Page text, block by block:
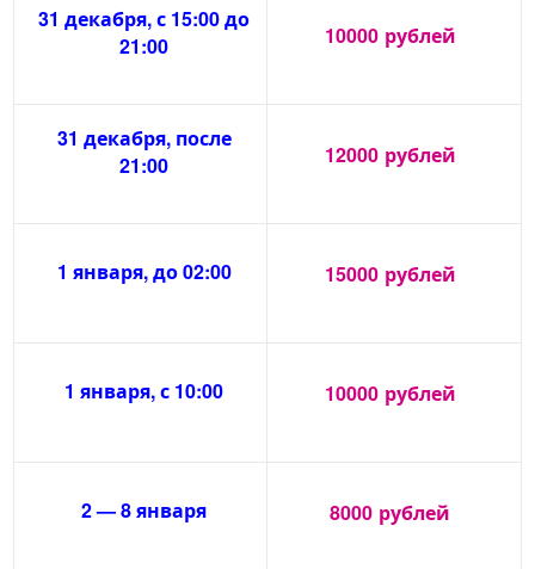
31 декабря, с 15:00 до
21:00
10000 рублей
31 декабря, после
21:00
12000 рублей
1 января, до 02:00 15000 рублей
1 января, с 10:00 10000 рублей
2 — 8 января 8000 рублей